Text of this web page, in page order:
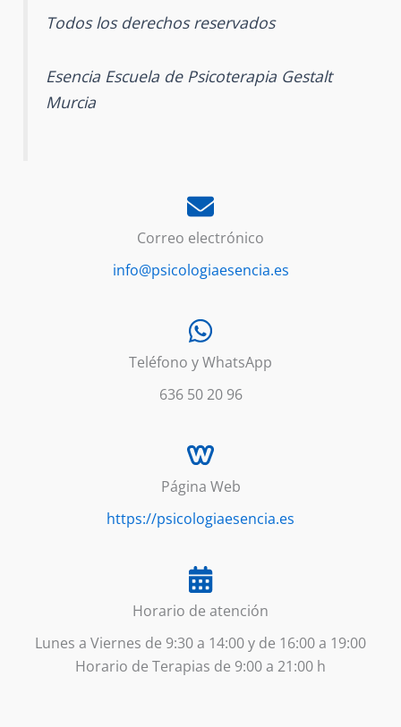
Todos los derechos reservados
Esencia Escuela de Psicoterapia Gestalt
Murcia
Correo electrónico
info@psicologiaesencia.es
Teléfono y WhatsApp
636 50 20 96
Página Web
https://psicologiaesencia.es
Horario de atención
Lunes a Viernes de 9:30 a 14:00 y de 16:00 a 19:00
Horario de Terapias de 9:00 a 21:00 h